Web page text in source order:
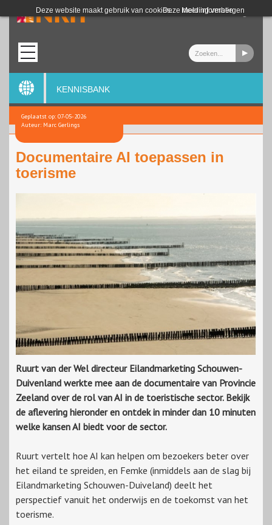
Deze website maakt gebruik van cookies. Meer informatie
Deze melding verbergen
Login
KENNISBANK
Geplaatst op: 07-05-2026
Auteur: Marc Gerlings
Documentaire AI toepassen in
toerisme
Ruurt van der Wel directeur Eilandmarketing Schouwen-
Duivenland werkte mee aan de documentaire van Provincie
Zeeland over de rol van AI in de toeristische sector. Bekijk
de aflevering hieronder en ontdek in minder dan 10 minuten
welke kansen AI biedt voor de sector.
Ruurt vertelt hoe AI kan helpen om bezoekers beter over
het eiland te spreiden, en Femke (inmiddels aan de slag bij
Eilandmarketing Schouwen-Duiveland) deelt het
perspectief vanuit het onderwijs en de toekomst van het
toerisme.